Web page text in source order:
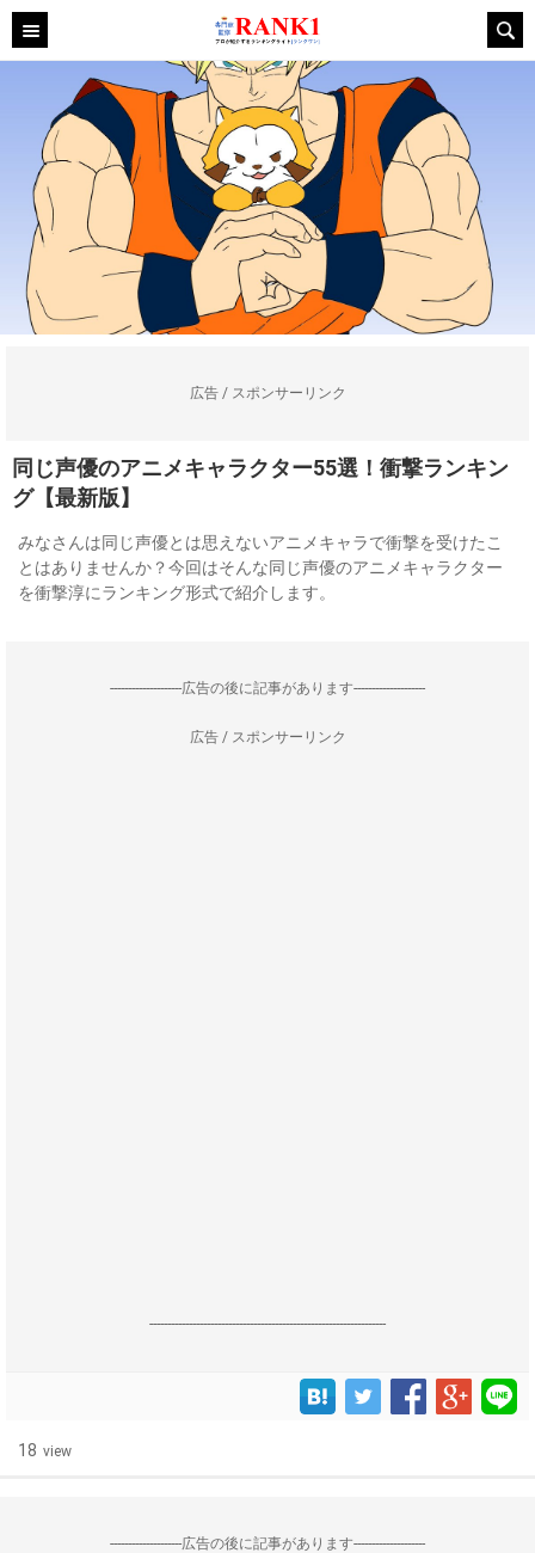
広告 / スポンサーリンク
同じ声優のアニメキャラクター55選！衝撃ランキン
グ【最新版】
みなさんは同じ声優とは思えないアニメキャラで衝撃を受けたこ
とはありませんか？今回はそんな同じ声優のアニメキャラクター
を衝撃淳にランキング形式で紹介します。
--------------------広告の後に記事があります--------------------
広告 / スポンサーリンク
------------------------------------------------------------------
18 view
--------------------広告の後に記事があります--------------------